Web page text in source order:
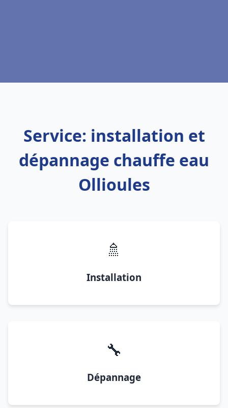
Service: installation et
dépannage chauffe eau
Ollioules
🚿
Installation
🔧
Dépannage